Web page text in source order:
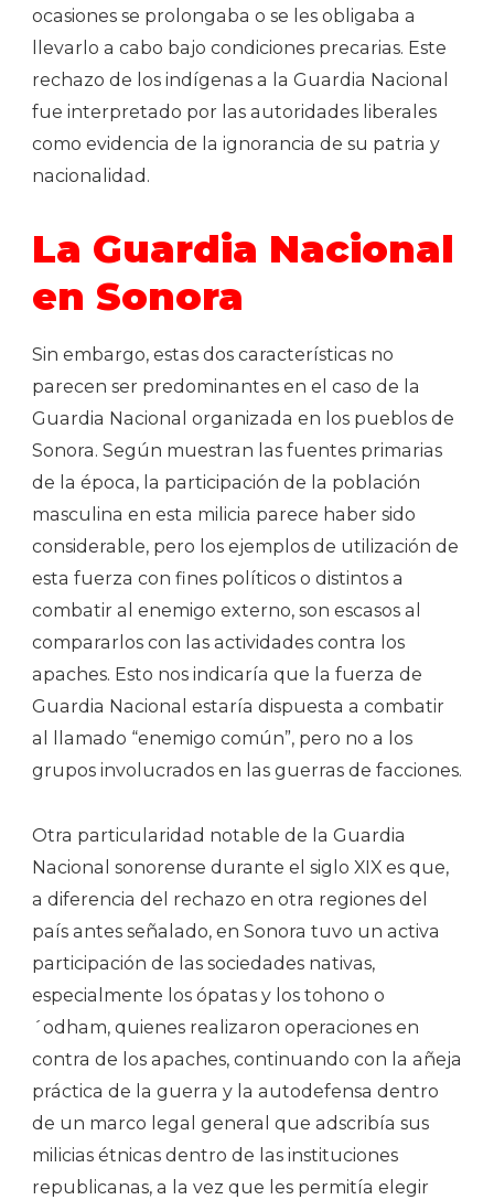
ocasiones se prolongaba o se les obligaba a
llevarlo a cabo bajo condiciones precarias. Este
rechazo de los indígenas a la Guardia Nacional
fue interpretado por las autoridades liberales
como evidencia de la ignorancia de su patria y
nacionalidad.
La Guardia Nacional
en Sonora
Sin embargo, estas dos características no
parecen ser predominantes en el caso de la
Guardia Nacional organizada en los pueblos de
Sonora. Según muestran las fuentes primarias
de la época, la participación de la población
masculina en esta milicia parece haber sido
considerable, pero los ejemplos de utilización de
esta fuerza con fines políticos o distintos a
combatir al enemigo externo, son escasos al
compararlos con las actividades contra los
apaches. Esto nos indicaría que la fuerza de
Guardia Nacional estaría dispuesta a combatir
al llamado “enemigo común”, pero no a los
grupos involucrados en las guerras de facciones.
Otra particularidad notable de la Guardia
Nacional sonorense durante el siglo XIX es que,
a diferencia del rechazo en otra regiones del
país antes señalado, en Sonora tuvo un activa
participación de las sociedades nativas,
especialmente los ópatas y los tohono o
´odham, quienes realizaron operaciones en
contra de los apaches, continuando con la añeja
práctica de la guerra y la autodefensa dentro
de un marco legal general que adscribía sus
milicias étnicas dentro de las instituciones
republicanas, a la vez que les permitía elegir